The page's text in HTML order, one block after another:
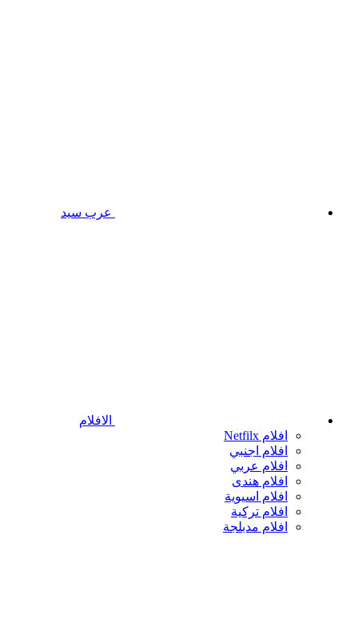
عرب سيد
الافلام
افلام Netfilx
افلام اجنبي
افلام عربي
افلام هندى
افلام اسيوية
افلام تركية
افلام مدبلجة